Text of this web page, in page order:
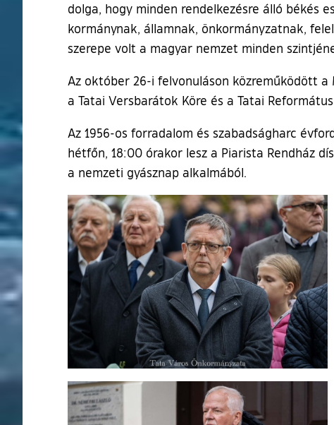
dolga, hogy minden rendelkezésre álló békés
kormánynak, államnak, önkormányzatnak,
szerepe volt a magyar nemzet minden
Az október 26-i felvonuláson közreműködött a
a Tatai Versbarátok Köre és a Tatai
Az 1956-os forradalom és szabadságharc
hétfőn, 18:00 órakor lesz a Piarista Rendház
a nemzeti gyásznap alkalmából.
Ugrás a galéria utánra